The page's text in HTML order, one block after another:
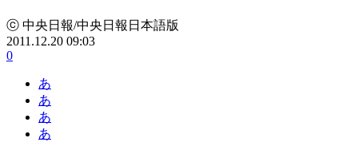
ⓒ 中央日報/中央日報日本語版
2011.12.20 09:03
0
あ
あ
あ
あ